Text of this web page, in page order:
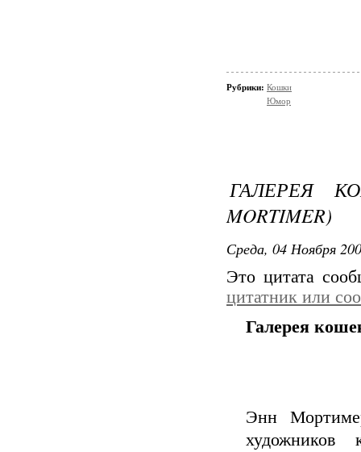
Рубрики: Кошки
Юмор
ГАЛЕРЕЯ
MORTIMER)
Среда, 04 Ноября
Это цитата
цитатник или
Галерея
Энн